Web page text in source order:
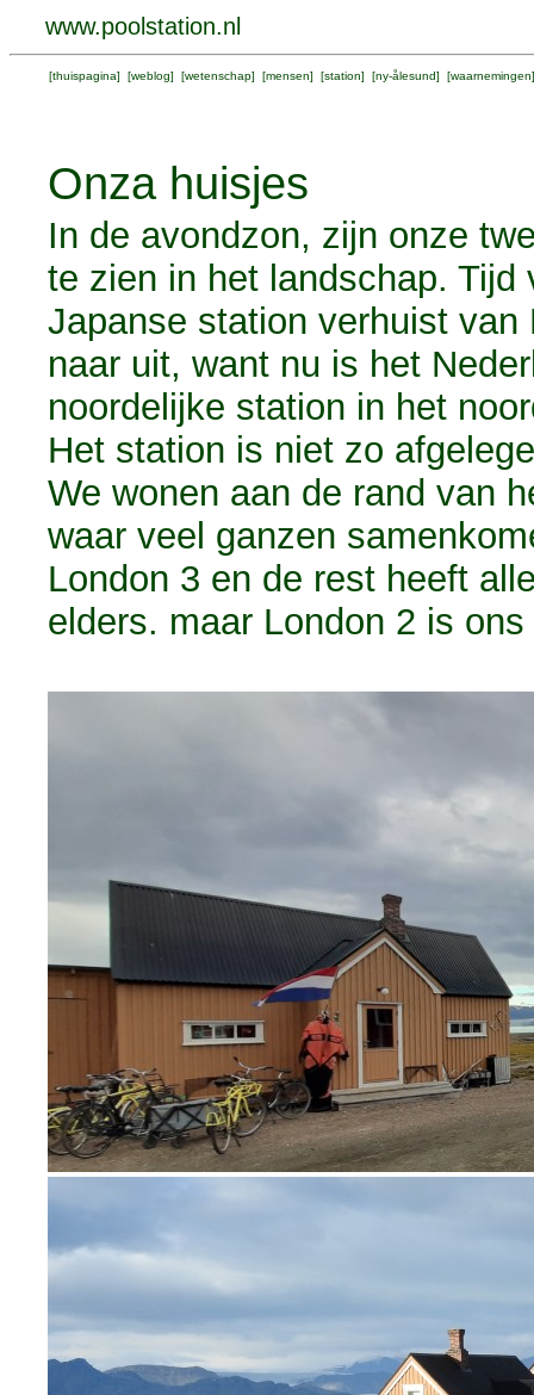
www.poolstation.nl
[thuispagina] [weblog] [wetenschap] [mensen] [station] [ny-ålesund] [waarnemingen
Onza huisjes
In de avondzon, zijn onze
te zien in het landschap.
Japanse station verhuist
naar uit, want nu is het
noordelijke station in het
Het station is niet zo
We wonen aan de rand van
waar veel ganzen
London 3 en de rest heeft
elders. maar London 2 is